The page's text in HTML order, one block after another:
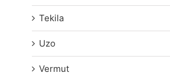
Tekila
Uzo
Vermut